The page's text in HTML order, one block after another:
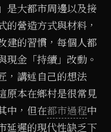
是大都市周邊以及接
營造方式與材料，
建的習慣，每個人都
現金「持續」改動。
，講述自己的想法
原本在鄉村是很常見
中，但在都市過程中
延遲的現代性缺乏下